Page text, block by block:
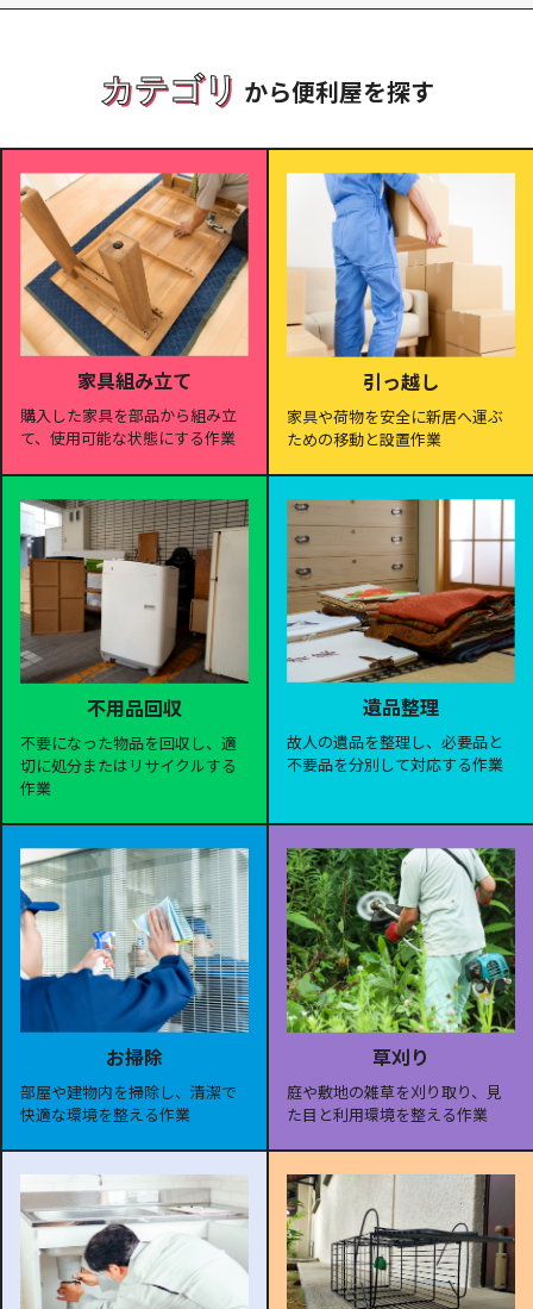
カテゴリ から便利屋を探す
家具組み立て
購入した家具を部品から組み立
て、使用可能な状態にする作業
引っ越し
家具や荷物を安全に新居へ運ぶ
ための移動と設置作業
不用品回収
不要になった物品を回収し、適
切に処分またはリサイクルする
作業
遺品整理
故人の遺品を整理し、必要品と
不要品を分別して対応する作業
お掃除
部屋や建物内を掃除し、清潔で
快適な環境を整える作業
草刈り
庭や敷地の雑草を刈り取り、見
た目と利用環境を整える作業